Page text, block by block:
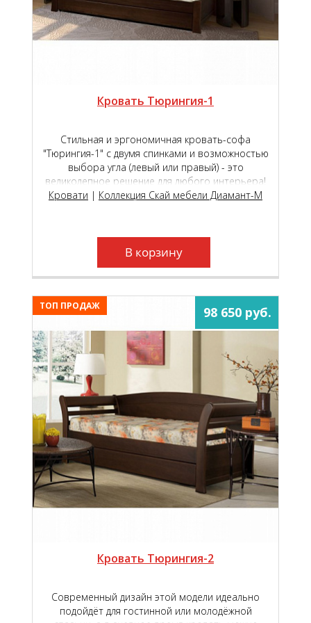
Кровать Тюрингия-1
Стильная и эргономичная кровать-софа
"Тюрингия-1" с двумя спинками и возможностью
выбора угла (левый или правый) - это
великолепное решение для любого интерьера!
оттенок изделия на фотографии может
незначительно отличаться от реального.
Кровати | Коллекция Скай мебели Диамант-М
В корзину
ТОП ПРОДАЖ 98 650 руб.
Кровать Тюрингия-2
Современный дизайн этой модели идеально
подойдёт для гостинной или молодёжной